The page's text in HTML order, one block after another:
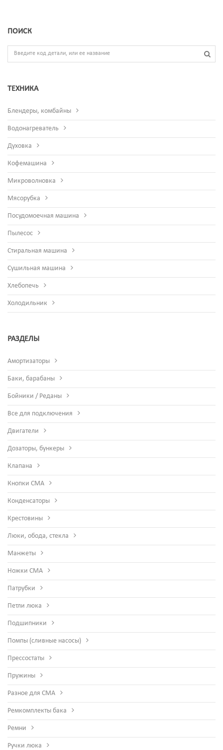
ПОИСК
ТЕХНИКА
Блендеры, комбайны
Водонагреватель
Духовка
Кофемашина
Микроволновка
Мясорубка
Посудомоечная машина
Пылесос
Стиральная машина
Сушильная машина
Хлебопечь
Холодильник
РАЗДЕЛЫ
Амортизаторы
Баки, барабаны
Бойники / Реданы
Все для подключения
Двигатели
Дозаторы, бункеры
Клапана
Кнопки СМА
Конденсаторы
Крестовины
Люки, обода, стекла
Манжеты
Ножки СМА
Патрубки
Петли люка
Подшипники
Помпы (сливные насосы)
Прессостаты
Пружины
Разное для СМА
Ремкомплекты бака
Ремни
Ручки люка